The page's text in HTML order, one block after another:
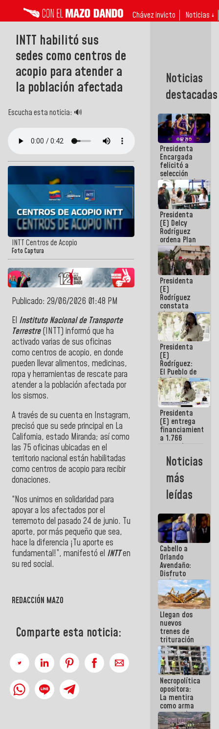
Chávez invicto Noticias ↓
INTT habilitó sus
sedes como centros de
acopio para atender a
la población afectada
Escucha esta noticia: 🔊
INTT Centros de Acopio
Foto Captura
Publicado: 29/06/2026 01:48 PM
El Instituto Nacional de Transporte
Terrestre(INTT) informó que ha
activado varias de sus oficinas
como centros de acopio, en donde
pueden llevar alimentos, medicinas,
ropa y herramientas de rescate para
atender a la población afectada por
los sismos.
A través de su cuenta en Instagram,
precisó que su sede principal en La
California, estado Miranda; así como
las 75 oficinas ubicadas en el
territorio nacional están habilitadas
como centros de acopio para recibir
donaciones.
“Nos unimos en solidaridad para
apoyar a los afectados por el
terremoto del pasado 24 de junio. Tu
aporte, por más pequeño que sea,
hace la diferencia ¡Tu aporte es
fundamental!”, manifestó el INTTen
su red social.
REDACCIÓN MAZO
Comparte esta noticia:
Noticias
destacadas
Presidenta
Encargada
felicitó a
selección
femenina de
baloncesto
por su
clasificación
a la
AmeriCup
2027
Presidenta
(E) Delcy
Rodríguez
ordena Plan
maestro de
desarrollo
logístico y
turístico
para La
Guaira
Presidenta
(E)
Rodríguez
constata
obras de
rehabilitación
de Escuela
Militar de
Mamo en La
Guaira
Presidenta
(E)
Rodríguez:
El Pueblo de
La Guaira
siempre
estará
acompañada
por el
Gobierno
Nacional
Presidenta
(E) entrega
financiamientos
a 1.766
comerciantes
emprendedores
afectados
por
terremotos
Noticias
más
leídas
Cabello a
Orlando
Avendaño:
Disfruto
cada vez
que escribes
porque lo
que haces
es
embarrarla
Llegan dos
nuevos
trenes de
trituración
para
optimizar
manejo de
escombros
en La Guaira
Necropolítica
opositora:
La mentira
como arma
contra el
Pueblo